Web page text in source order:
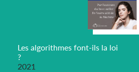
Les algorithmes font-ils la loi
?
2021